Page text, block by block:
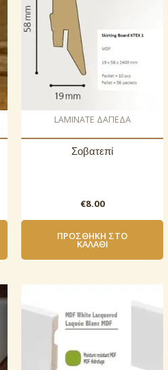
LAMINATE ΔΑΠΕΔΑ
Σοβατεπί
€8.00
ΠΡΟΣΘΉΚΗ ΣΤΟ
ΚΑΛΆΘΙ